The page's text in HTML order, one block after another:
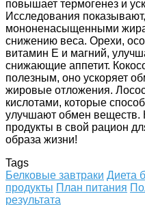
повышает термогенез и
Исследования
мононенасыщенными
снижению веса. Орехи,
витамин Е и магний,
снижающие аппетит.
полезным, оно ускоряет
жировые отложения.
кислотами, которые
улучшают обмен веществ.
продукты в свой рацион
образа жизни!
Tags
Белковые завтраки Диета
продукты План питания
результата